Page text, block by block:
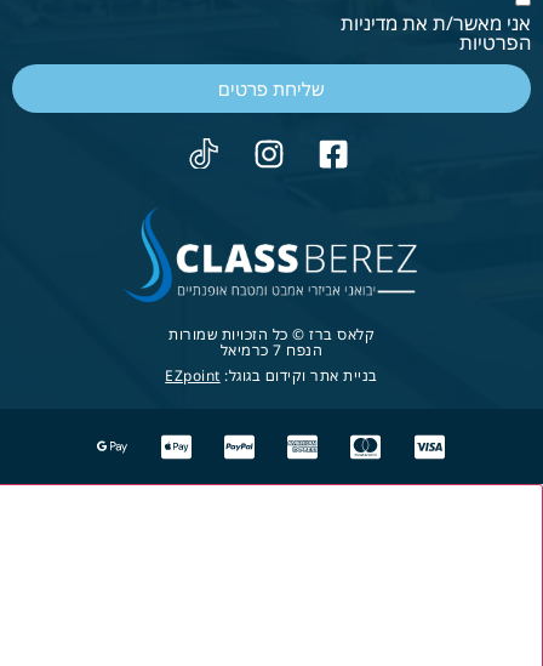
אני מאשר/ת את מדיניות
הפרטיות
שליחת פרטים
קלאס ברז © כל הזכויות שמורות
הנפח 7 כרמיאל
בניית אתר וקידום בגוגל: EZpoint